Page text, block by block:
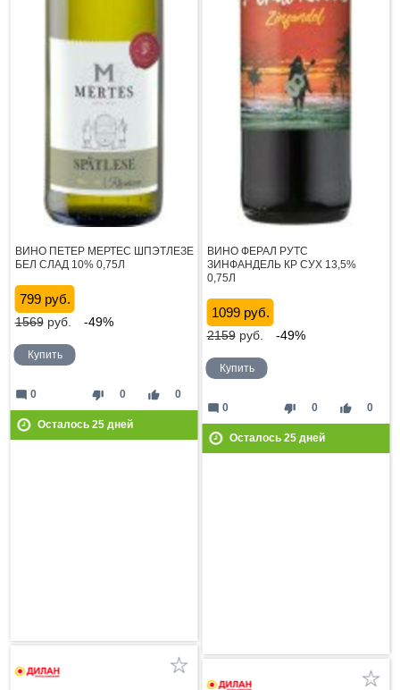
ВИНО ПЕТЕР МЕРТЕС ШПЭТЛЕЗЕ
БЕЛ СЛАД 10% 0,75Л
799 руб.
1569руб. -49%
Купить
thumb_down 0 thumb_up 0
mode_comment 0
Осталось 25дней
ВИНО ФЕРАЛ РУТС
ЗИНФАНДЕЛЬ КР СУХ 13,5%
0,75Л
1099 руб.
2159руб. -49%
Купить
thumb_down 0 thumb_up 0
mode_comment 0
Осталось 25дней